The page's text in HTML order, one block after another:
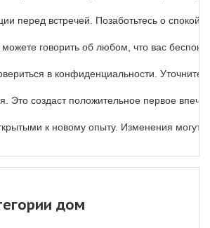
перед встречей. Позаботьтесь о
говорить об любом, что вас
в конфиденциальности.
Это создаст положительное первое
к новому опыту. Изменения могут
дом